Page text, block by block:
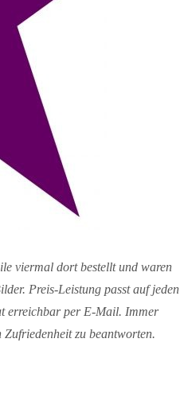
viermal dort bestellt und waren
Preis-Leistung passt auf jeden
erreichbar per E-Mail. Immer
zu beantworten.